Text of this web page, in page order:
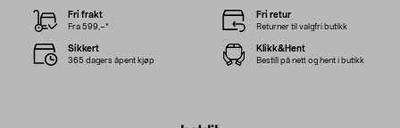
Fri frakt
Fra 599,–*
Fri retur
Returner til valgfri butikk
Sikkert
365 dagers åpent kjøp
Klikk&Hent
Bestill på nett og hent i butikk